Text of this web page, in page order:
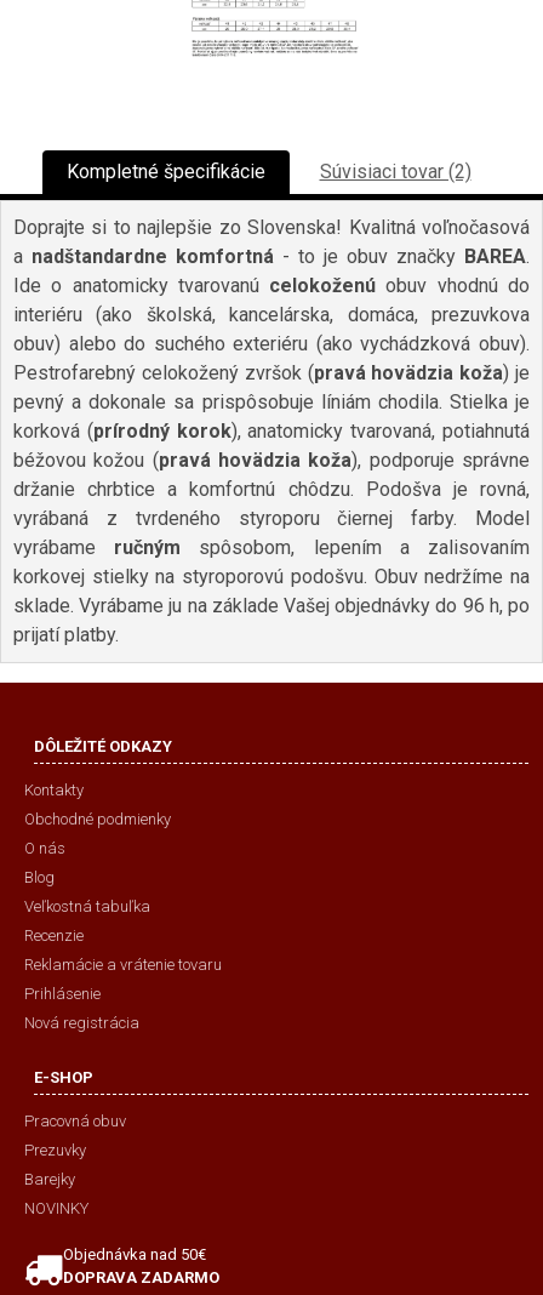
Kompletné špecifikácie Súvisiaci tovar (2)
Doprajte si to najlepšie zo Slovenska! Kvalitná voľnočasová
a nadštandardne komfortná - to je obuv značky BAREA.
Ide o anatomicky tvarovanú celokoženú obuv vhodnú do
interiéru (ako školská, kancelárska, domáca, prezuvkova
obuv) alebo do suchého exteriéru (ako vychádzková obuv).
Pestrofarebný celokožený zvršok (pravá hovädzia koža) je
pevný a dokonale sa prispôsobuje líniám chodila. Stielka je
korková (prírodný korok), anatomicky tvarovaná, potiahnutá
béžovou kožou (pravá hovädzia koža), podporuje správne
držanie chrbtice a komfortnú chôdzu. Podošva je rovná,
vyrábaná z tvrdeného styroporu čiernej farby. Model
vyrábame ručným spôsobom, lepením a zalisovaním
korkovej stielky na styroporovú podošvu. Obuv nedržíme na
sklade. Vyrábame ju na základe Vašej objednávky do 96 h, po
prijatí platby.
DÔLEŽITÉ ODKAZY
Kontakty
Obchodné podmienky
O nás
Blog
Veľkostná tabuľka
Recenzie
Reklamácie a vrátenie tovaru
Prihlásenie
Nová registrácia
E-SHOP
Pracovná obuv
Prezuvky
Barejky
NOVINKY
Objednávka nad 50€
DOPRAVA ZADARMO